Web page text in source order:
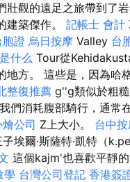
壯觀的遠足之旅帶到了
建築傑作。 記帳士 會計
證 烏日按摩 Valley 台
什么 Tour從
地方。 這些是，因為哈
整復推薦 g''g類似於粗糙
們消耗腹部騎行，通常
燴公司 Z上大小。 台中
埃爾·斯薩特·凱特（
這個kajm'也喜歡平靜
學 台灣公司登記 香港簽